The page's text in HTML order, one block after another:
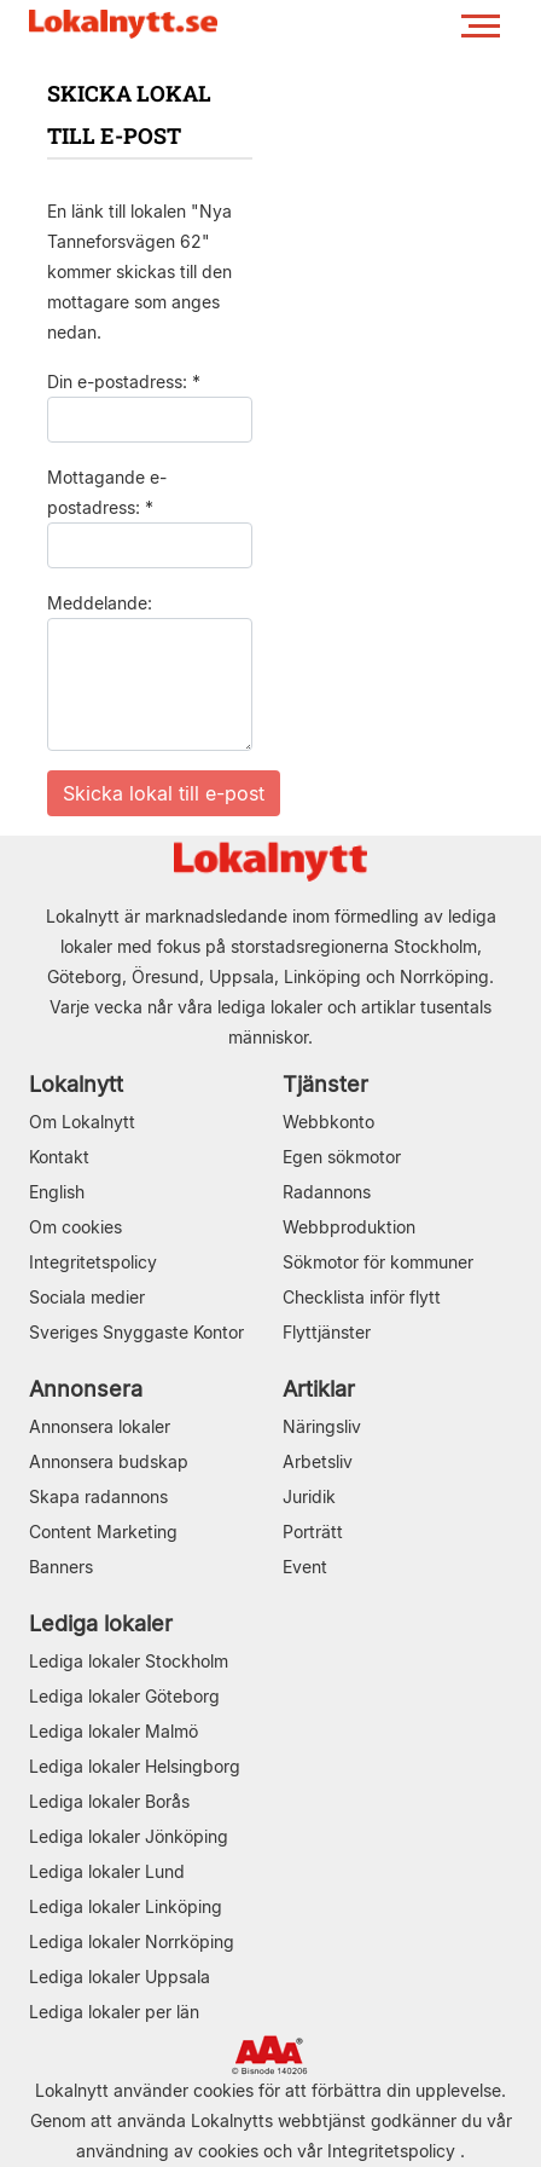
SKICKA LOKAL
TILL E-POST
En länk till lokalen "Nya
Tanneforsvägen 62"
kommer skickas till den
mottagare som anges
nedan.
Din e-postadress: *
Mottagande e-
postadress: *
Meddelande:
Lokalnytt är marknadsledande inom förmedling av lediga
lokaler med fokus på storstadsregionerna Stockholm,
Göteborg, Öresund, Uppsala, Linköping och Norrköping.
Varje vecka når våra lediga lokaler och artiklar tusentals
människor.
Lokalnytt
Om Lokalnytt
Kontakt
English
Om cookies
Integritetspolicy
Sociala medier
Sveriges Snyggaste Kontor
Tjänster
Webbkonto
Egen sökmotor
Radannons
Webbproduktion
Sökmotor för kommuner
Checklista inför flytt
Flyttjänster
Annonsera
Annonsera lokaler
Annonsera budskap
Skapa radannons
Content Marketing
Banners
Artiklar
Näringsliv
Arbetsliv
Juridik
Porträtt
Event
Lediga lokaler
Lediga lokaler Stockholm
Lediga lokaler Göteborg
Lediga lokaler Malmö
Lediga lokaler Helsingborg
Lediga lokaler Borås
Lediga lokaler Jönköping
Lediga lokaler Lund
Lediga lokaler Linköping
Lediga lokaler Norrköping
Lediga lokaler Uppsala
Lediga lokaler per län
Lokalnytt använder cookies för att förbättra din upplevelse.
Genom att använda Lokalnytts webbtjänst godkänner du vår
användning av cookies och vår Integritetspolicy .